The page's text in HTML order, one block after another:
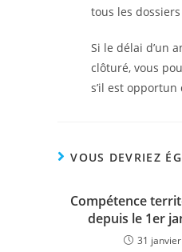
tous les
Si le délai d’un
clôturé, vous
s’il est
VOUS DEVRIEZ
Compétence
depuis le 1er
31